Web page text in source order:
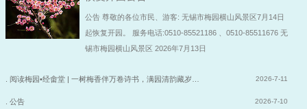
公告 尊敬的各位市民、游客: 无锡市梅园横山风景区7月14日
起恢复开园。 服务电话:0510-85521186 、0510-85511676 无
锡市梅园横山风景区 2026年7月13日
. 阅读梅园•经畬堂 | 一树梅香伴万卷诗书，满园清韵藏岁… 2026-7-11
. 公告 2026-7-10